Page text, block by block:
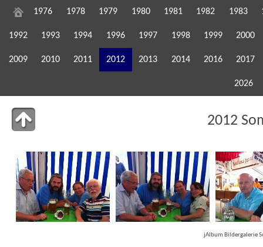
1976 1978 1979 1980 1981 1982 1983
1992 1993 1994 1996 1997 1998 1999 2000
2009 2010 2011 2012 2013 2014 2016 2017
2026
2012
jAlbum Bildergalerie